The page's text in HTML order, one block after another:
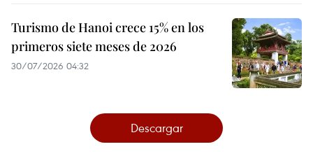
Turismo de Hanoi crece 15% en los
primeros siete meses de 2026
30/07/2026 04:32
Descargar